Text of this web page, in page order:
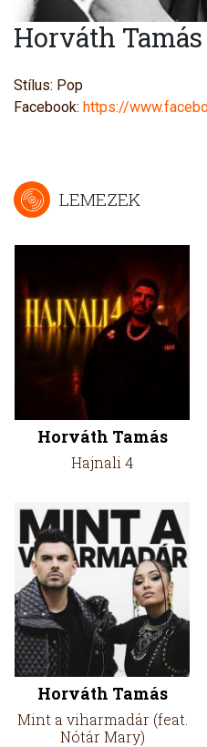
Horváth Tamás
Stílus: Pop
Facebook: https://
LEMEZEK
Horváth Tamás
Hajnali 4
Horváth Tamás
Mint a viharmadár (feat.
Nótár Mary)